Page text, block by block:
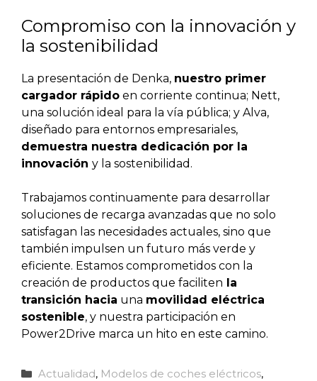
Compromiso con la innovación y
la sostenibilidad
La presentación de Denka, nuestro primer
cargador rápido en corriente continua; Nett,
una solución ideal para la vía pública; y Alva,
diseñado para entornos empresariales,
demuestra nuestra dedicación por la
innovación y la sostenibilidad.
Trabajamos continuamente para desarrollar
soluciones de recarga avanzadas que no solo
satisfagan las necesidades actuales, sino que
también impulsen un futuro más verde y
eficiente. Estamos comprometidos con la
creación de productos que faciliten la
transición hacia una movilidad eléctrica
sostenible, y nuestra participación en
Power2Drive marca un hito en este camino.
Categorías
Actualidad, Modelos de coches eléctricos,